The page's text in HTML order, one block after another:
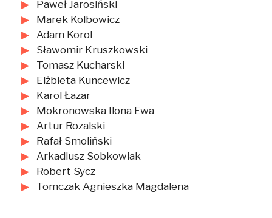
Paweł Jarosiński
Marek Kolbowicz
Adam Korol
Sławomir Kruszkowski
Tomasz Kucharski
Elżbieta Kuncewicz
Karol Łazar
Mokronowska Ilona Ewa
Artur Rozalski
Rafał Smoliński
Arkadiusz Sobkowiak
Robert Sycz
Tomczak Agnieszka Magdalena